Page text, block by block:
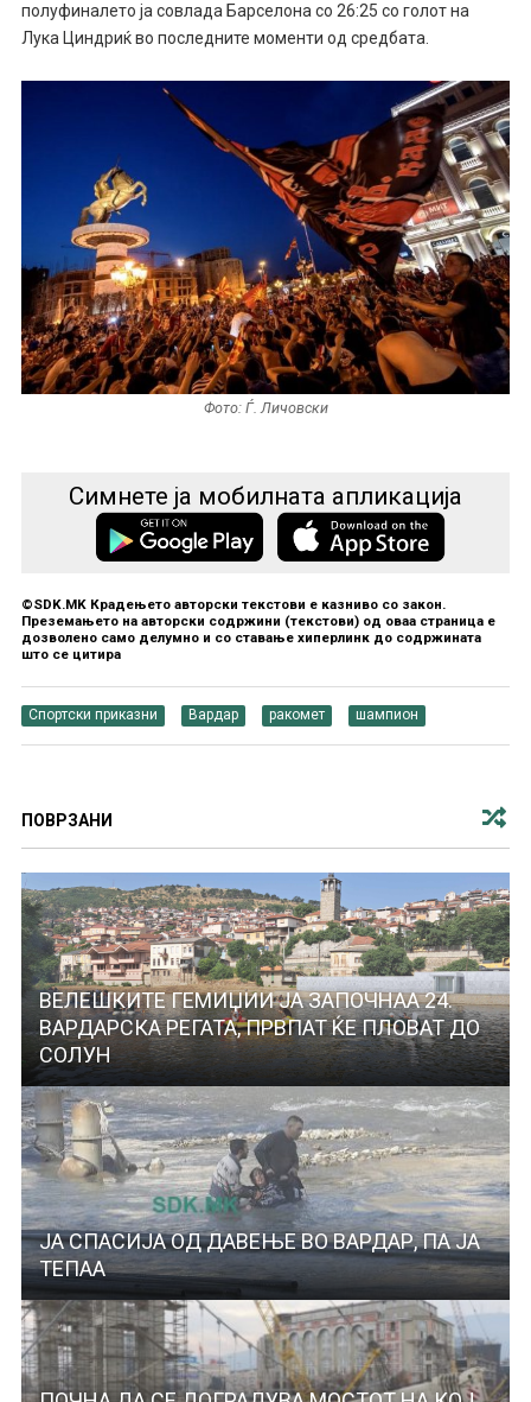
полуфиналето ја совлада Барселона со 26:25 со голот на
Лука Циндриќ во последните моменти од средбата.
Фото: Ѓ. Личовски
Симнете ја мобилната апликација
©SDK.MK Крадењето авторски текстови е казниво со закон.
Преземањето на авторски содржини (текстови) од оваа страница е
дозволено само делумно и со ставање хиперлинк до содржината
што се цитира
Спортски приказни Вардар ракомет шампион
ПОВРЗАНИ
ВЕЛЕШКИТЕ ГЕМИЏИИ ЈА ЗАПОЧНАА 24.
ВАРДАРСКА РЕГАТА, ПРВПАТ ЌЕ ПЛОВАТ ДО
СОЛУН
ЈА СПАСИЈА ОД ДАВЕЊЕ ВО ВАРДАР, ПА ЈА
ТЕПАА